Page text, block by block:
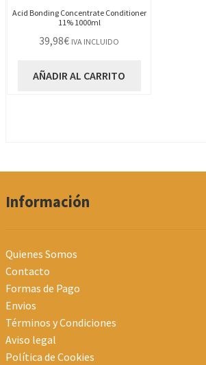
Acid Bonding Concentrate Conditioner
11% 1000ml
39,98€ IVA INCLUIDO
AÑADIR AL CARRITO
Información
Quienes Somos
Contacto
Formas de Pago
Envios
Términos y Condiciones
Aviso legal
Política de Cookies